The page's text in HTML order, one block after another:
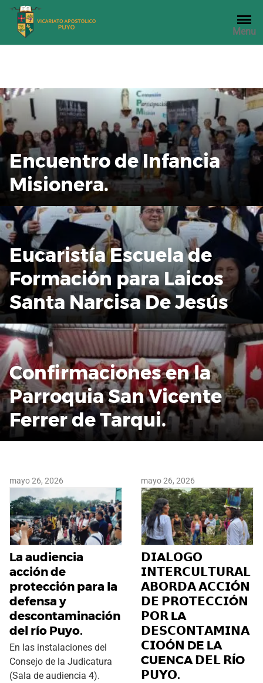
Saltar
contenido
Menu
Encuentro de Infancia
Misionera.
Eucaristía Escuela de
Formación para Laicos
Santa Narcisa De Jesús
Confirmaciones en la
Parroquia San Vicente
Ferrer de Tarqui.
mayo 26, 2026
La audiencia
acción de
protección para la
defensa y
descontaminación
del río Puyo.
En las instalaciones del
Consejo de la Judicatura
(Sala de audiencia 4).
mayo 26, 2026
𝗗𝗜A𝗟𝗢𝗚𝗢
𝗜𝗡𝗧𝗘𝗥𝗖𝗨𝗟𝗧𝗨𝗥𝗔𝗟
𝗔𝗕𝗢𝗥𝗗𝗔 𝗔𝗖𝗖𝗜Ó𝗡
𝗗𝗘 𝗣𝗥𝗢𝗧𝗘𝗖𝗖𝗜Ó𝗡
𝗣𝗢𝗥 LA
𝗗𝗘𝗦𝗖𝗢𝗡𝗧𝗔𝗠𝗜𝗡𝗔
𝗖𝗜𝗢Ó𝗡 DE LA
CUENCA 𝗗𝗘𝗟 𝗥ÍO
𝗣𝗨𝗬𝗢.